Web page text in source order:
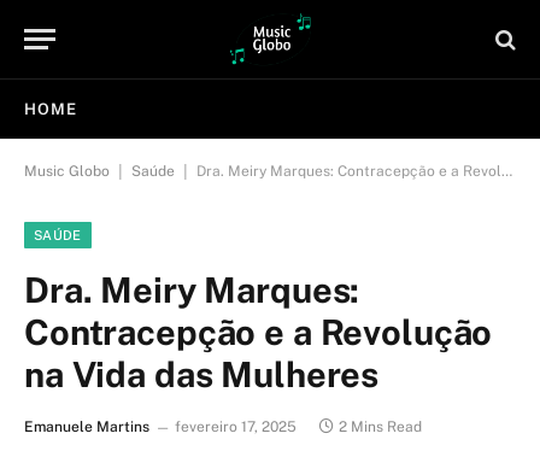
HOME
Music Globo Saúde Dra. Meiry Marques: Contracepção e a Revolução na Vida das Mulheres
SAÚDE
Dra. Meiry Marques:
Contracepção e a Revolução
na Vida das Mulheres
Emanuele Martins fevereiro 17, 2025 2 Mins Read